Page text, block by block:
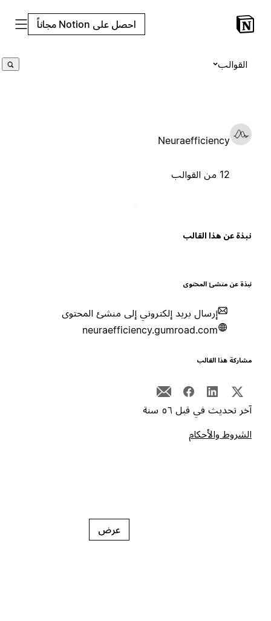
احصل على Notion مجاناً
القوالب
Neuraefficiency
عن هذا القالب
عن منشئ المحتوى
إرسال بريد إلكتروني إلى منشئ المحتوى
neuraefficiency.gumroad.com
هذا القالب
تحديث في قبل ٥٦ سنة
والأحكام
عرض